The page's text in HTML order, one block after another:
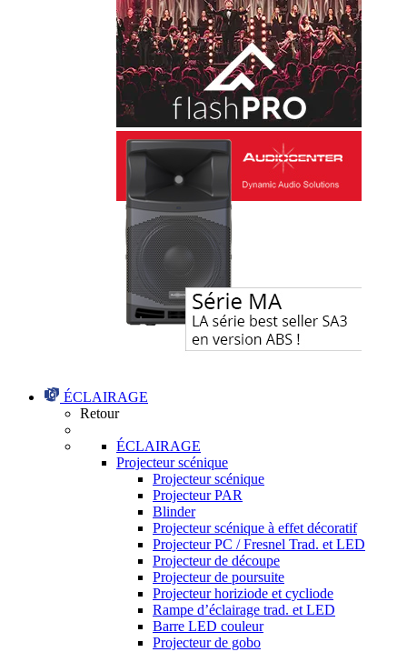
ÉCLAIRAGE
Retour
ÉCLAIRAGE
Projecteur scénique
Projecteur scénique
Projecteur PAR
Blinder
Projecteur scénique à effet décoratif
Projecteur PC / Fresnel Trad. et LED
Projecteur de découpe
Projecteur de poursuite
Projecteur horiziode et cycliode
Rampe d’éclairage trad. et LED
Barre LED couleur
Projecteur de gobo